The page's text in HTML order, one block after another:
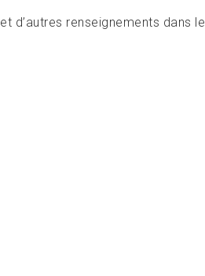
et d’autres renseignements dans le